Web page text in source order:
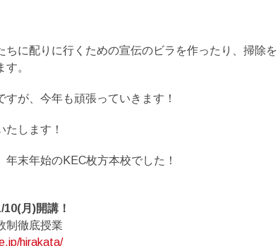
ちに配りに行くための宣伝のビラを作ったり、掃除
。
が、今年も頑張っていきます！
たします！
年末年始のKEC枚方本校でした！
月)開講！
制徹底授業
hirakata/